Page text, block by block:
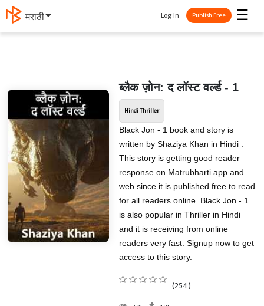
मराठी ☰
Log In Publish Free
ब्लैक ज़ोन: द लॉस्ट वर्ल्ड - 1
Hindi Thriller
Black Jon - 1 book and story is
written by Shaziya Khan in Hindi .
This story is getting good reader
response on Matrubharti app and
web since it is published free to read
for all readers online. Black Jon - 1
is also popular in Thriller in Hindi
and it is receiving from online
readers very fast. Signup now to get
access to this story.
(254)